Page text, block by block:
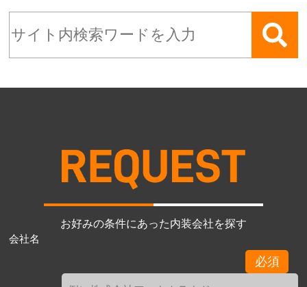
お好みの条件にあった内装会社を探す
会社名
必須